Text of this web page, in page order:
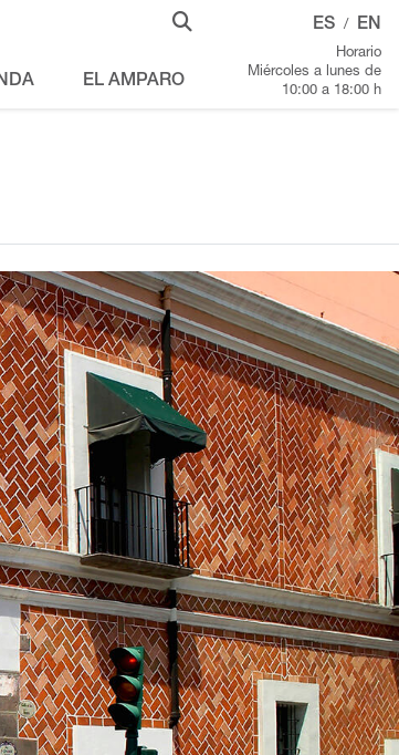
EL AMPARO
ES / EN
Horario
Miércoles a lunes de
10:00 a 18:00 h